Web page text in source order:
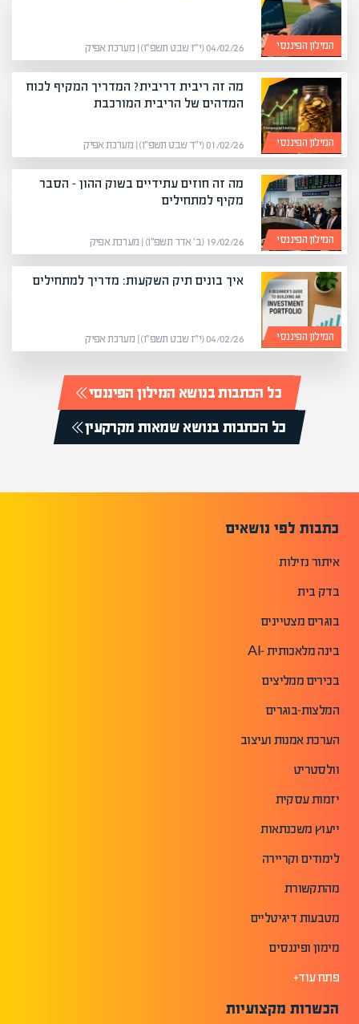
המילון הפיננסי 04/02/26 (י״ז שבט תשפ״ו) | מערכת אפיק
המילון הפיננסי
מה זה ריבית דריבית? המדריך המקיף לכוח
המדהים של הריבית המורכבת
01/02/26 (י״ד שבט תשפ״ו) | מערכת אפיק
המילון הפיננסי
מה זה חוזים עתידיים בשוק ההון – הסבר
מקיף למתחילים
19/02/26 (ב׳ אדר תשפ״ו) | מערכת אפיק
המילון הפיננסי
איך בונים תיק השקעות: מדריך למתחילים
04/02/26 (י״ז שבט תשפ״ו) | מערכת אפיק
כל הכתבות בנושא המילון הפיננסי
כל הכתבות בנושא שמאות מקרקעין
כתבות לפי נושאים
איתור נזילות
בדק בית
בוגרים מצטיינים
בינה מלאכותית -AI
בכירים ממליצים
המלצות-בוגרים
הערכת אמנות ועיצוב
וולסטריט
יזמות עסקית
ייעוץ משכנתאות
לימודים וקריירה
מהתקשורת
מטבעות דיגיטליים
מימון ופיננסים
פתח עוד+
הכשרות מקצועיות